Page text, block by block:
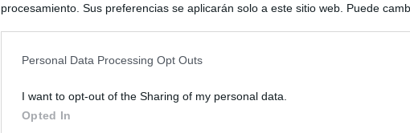
procesamiento. Sus preferencias se aplicarán solo a este sitio web. Puede
Personal Data Processing Opt Outs
I want to opt-out of the Sharing of my personal data.
Opted In